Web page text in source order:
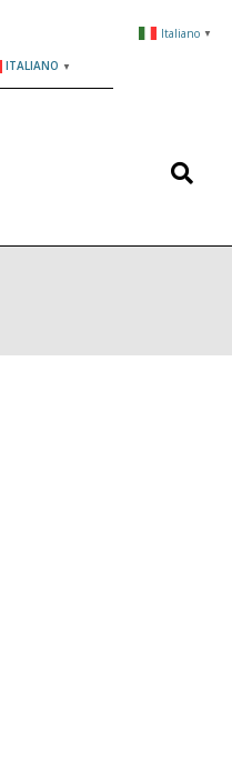
ITALIANO ▼
Search
Italiano ▼